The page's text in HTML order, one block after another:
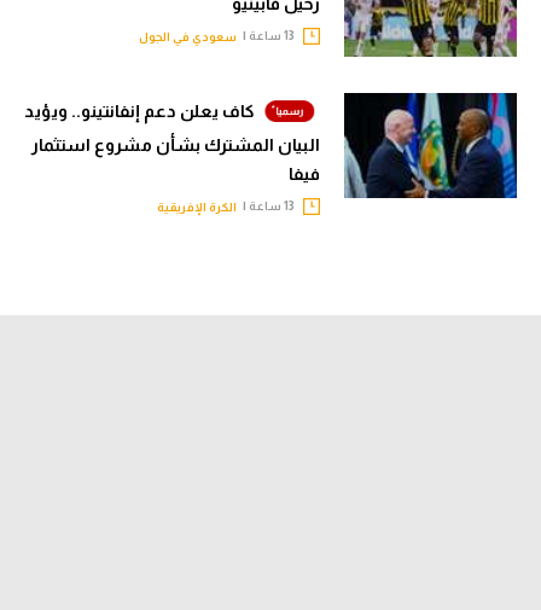
رحيل فابينيو
سعودي في الجول
كاف يعلن دعم إنفانتينو.. ويؤيد
البيان المشترك بشأن مشروع استثمار
فيفا
الكرة الإفريقية